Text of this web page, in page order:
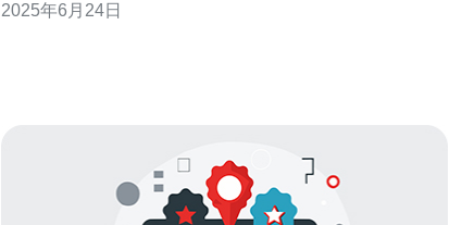
防服务器不仅提供免费的服务器服务，还具有防御DDoS
2025年6月24日